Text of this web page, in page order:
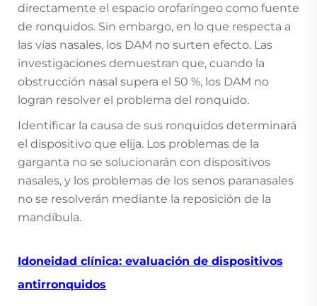
directamente el espacio orofaríngeo como fuente
de ronquidos. Sin embargo, en lo que respecta a
las vías nasales, los DAM no surten efecto. Las
investigaciones demuestran que, cuando la
obstrucción nasal supera el 50 %, los DAM no
logran resolver el problema del ronquido.
Identificar la causa de sus ronquidos determinará
el dispositivo que elija. Los problemas de la
garganta no se solucionarán con dispositivos
nasales, y los problemas de los senos paranasales
no se resolverán mediante la reposición de la
mandíbula.
Idoneidad clínica: evaluación de dispositivos
antirronquidos